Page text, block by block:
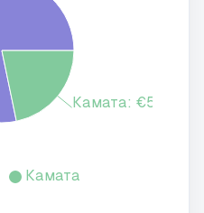
Камата:
Камата